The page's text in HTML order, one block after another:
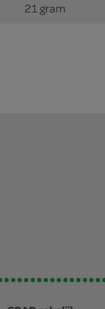
21 gram